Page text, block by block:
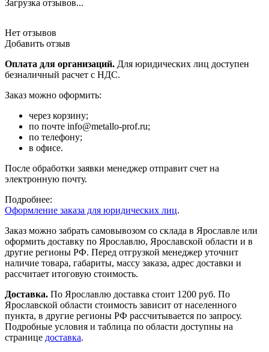
Загрузка отзывов...
Нет отзывов
Добавить отзыв
Оплата для организаций. Для юридических лиц доступен
безналичный расчет с НДС.
Заказ можно оформить:
через корзину;
по почте info@metallo-prof.ru;
по телефону;
в офисе.
После обработки заявки менеджер отправит счет на
электронную почту.
Подробнее:
Оформление заказа для юридических лиц.
Заказ можно забрать самовывозом со склада в Ярославле или
оформить доставку по Ярославлю, Ярославской области и в
другие регионы РФ. Перед отгрузкой менеджер уточнит
наличие товара, габариты, массу заказа, адрес доставки и
рассчитает итоговую стоимость.
Доставка. По Ярославлю доставка стоит 1200 руб. По
Ярославской области стоимость зависит от населенного
пункта, в другие регионы РФ рассчитывается по запросу.
Подробные условия и таблица по области доступны на
странице доставка.